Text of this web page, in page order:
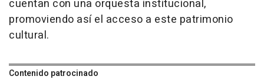
cuentan con una orquesta institucional,
promoviendo así el acceso a este patrimonio
cultural.
Contenido patrocinado